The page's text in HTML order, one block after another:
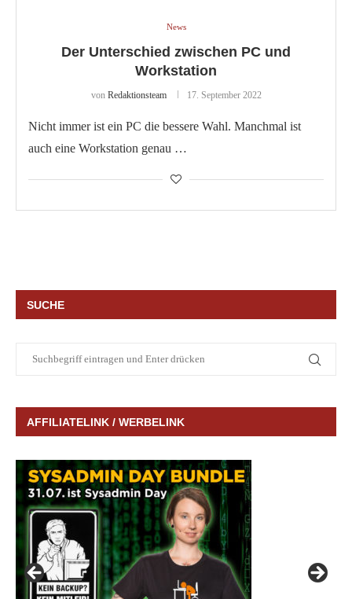
News
Der Unterschied zwischen PC und
Workstation
von Redaktionsteam 17. September 2022
Nicht immer ist ein PC die bessere Wahl. Manchmal ist
auch eine Workstation genau …
SUCHE
AFFILIATELINK / WERBELINK